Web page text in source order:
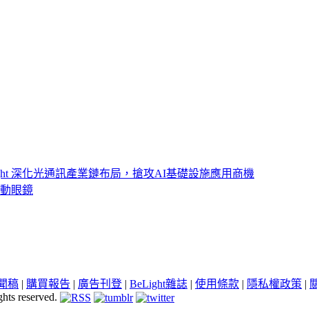
深化光通訊產業鏈布局，搶攻AI基礎設施應用商機
眼鏡
稿 | 購買報告 | 廣告刊登 | BeLight雜誌 | 使用條款 | 隱私權政策 |
reserved.